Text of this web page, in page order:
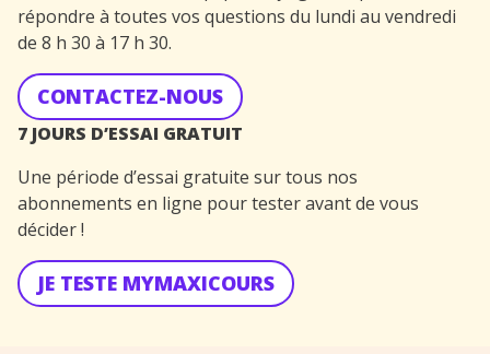
répondre à toutes vos questions du lundi au vendredi
de 8 h 30 à 17 h 30.
CONTACTEZ-NOUS
7 JOURS D’ESSAI GRATUIT
Une période d’essai gratuite sur tous nos
abonnements en ligne pour tester avant de vous
décider !
JE TESTE MYMAXICOURS